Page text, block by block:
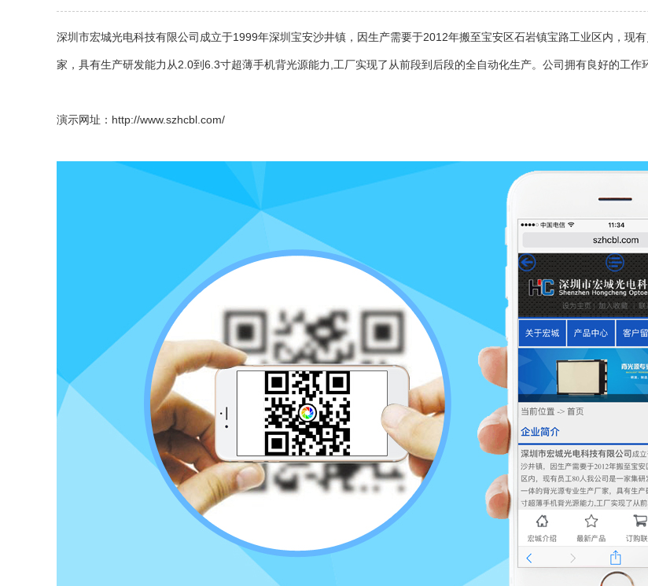
深圳市宏城光电科技有限公司成立于1999年深圳宝安沙井镇，因生产需要于2012年搬至宝安区石岩镇宝路工业区内，现
家，具有生产研发能力从2.0到6.3寸超薄手机背光源能力,工厂实现了从前段到后段的全自动化生产。公司拥有良好的工作
演示网址： http://www.szhcbl.com/